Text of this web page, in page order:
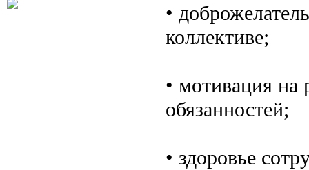
•
коллективе;
• мотивация на
обязанностей;
• здоровье